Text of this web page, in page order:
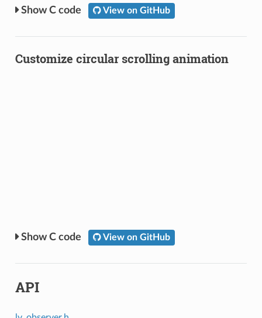
C code View on GitHub
Customize circular scrolling animation
C code View on GitHub
API